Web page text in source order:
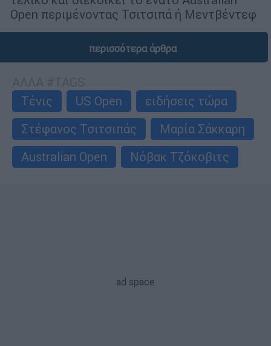
Open περιμένοντας Τσιτσιπά ή Μεντβέντεφ
περισσότερα άρθρα
Τένις
US Open
ειδήσεις τώρα
Στέφανος Τσιτσιπάς
Μαρία Σάκκαρη
Australian Open
Νόβακ Τζόκοβιτς